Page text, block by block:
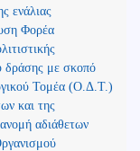
ενάλιας
Φορέα
δράσης με σκοπό
Τομέα (Ο.Δ.Τ.)
και της
αδιάθετων